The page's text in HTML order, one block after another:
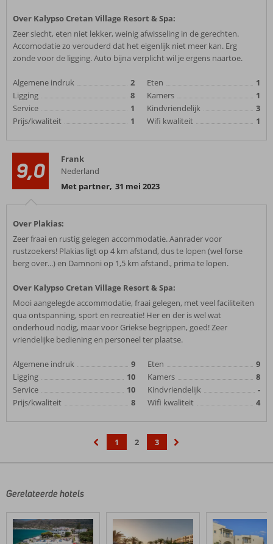
Over Kalypso Cretan Village Resort & Spa:
Zeer slecht, eten niet lekker, weinig afwisseling in de gerechten.
Accomodatie zo verouderd dat het eigenlijk niet meer kan. Erg
zonde voor de ligging. Auto bijna verplicht wil je ergens naartoe.
Algemene indruk
2
Ligging
8
Service
1
Prijs/kwaliteit
1
Eten
1
Kamers
1
Kindvriendelijk
3
Wifi kwaliteit
1
9,0
Frank
Nederland
Met partner, 31 mei 2023
Over Plakias:
Zeer fraai en rustig gelegen accommodatie. Aanrader voor
rustzoekers! Plakias ligt op 4 km afstand, dus te lopen (wel forse
berg over...) en Damnoni op 1,5 km afstand., prima te lopen.
Over Kalypso Cretan Village Resort & Spa:
Mooi aangelegde accommodatie, fraai gelegen, met veel faciliteiten
qua ontspanning, sport en recreatie! Her en der is wel wat
onderhoud nodig, maar voor Griekse begrippen, goed! Zeer
vriendelijke bediening en personeel ter plaatse.
Algemene indruk
9
Ligging
10
Service
10
Prijs/kwaliteit
8
Eten
9
Kamers
8
Kindvriendelijk
-
Wifi kwaliteit
4
1 2
3
Gerelateerde hotels